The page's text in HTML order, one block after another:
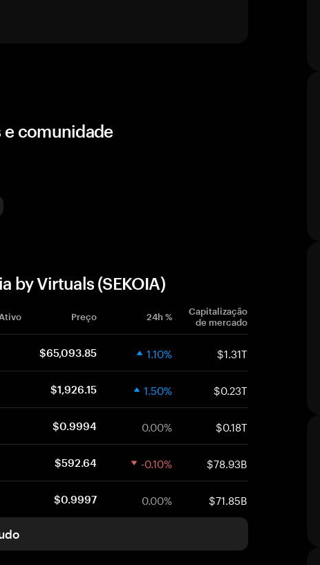
e comunidade
by Virtuals (SEKOIA)
Ativo Preço 24h %
Capitalização
de mercado
$65,093.85 1.10% $1.31T
$1,926.15 1.50% $0.23T
$0.9994 0.00% $0.18T
$592.64 -0.10% $78.93B
$0.9997 0.00% $71.85B